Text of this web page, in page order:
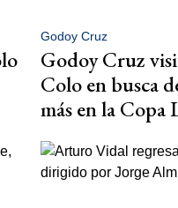
Godoy Cruz
Godoy Cruz
Colo en busca
más en la Copa